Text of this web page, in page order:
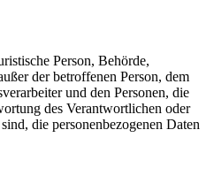
Person, Behörde,
der betroffenen Person, dem
und den Personen, die
des Verantwortlichen oder
die personenbezogenen Daten